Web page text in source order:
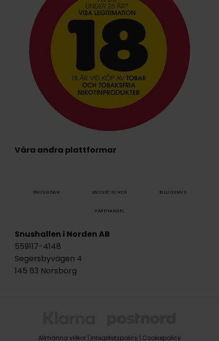
Våra andra plattformar
SNUSSIDAN SNUSSTOCKEN BILLIGSNUS
VAPEHANDEL
Snushallen i Norden AB
559117-4148
Segersbyvägen 4
145 63 Norsborg
Allmänna villkor | Integritetspolicy | Cookiepolicy